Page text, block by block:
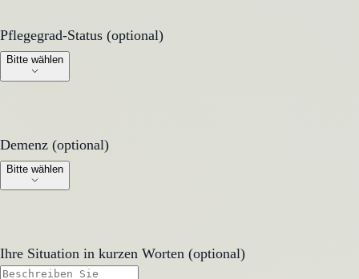
Pflegegrad-Status (optional)
Pflegegrad-Status (optional)
Bitte wählen
Demenz (optional)
Demenz (optional)
Bitte wählen
Ihre Situation in kurzen Worten (optional)